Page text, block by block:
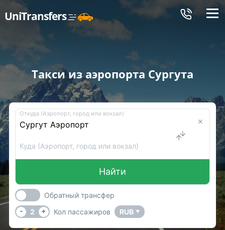
UniTransfers Меню
Такси из аэропорта Сургута
Откуда (Аэропорт, город или вокзал)
Куда (Аэропорт, город или вокзал)
Найти
Обратный трансфер
-
2 + Кол пассажиров RUB ▼